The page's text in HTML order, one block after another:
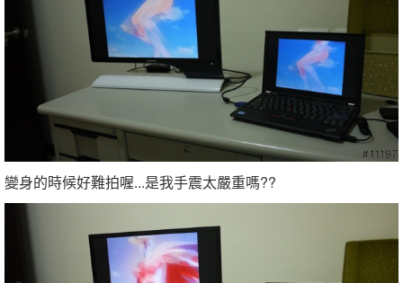
變身的時候好難拍喔...是我手震太嚴重嗎??